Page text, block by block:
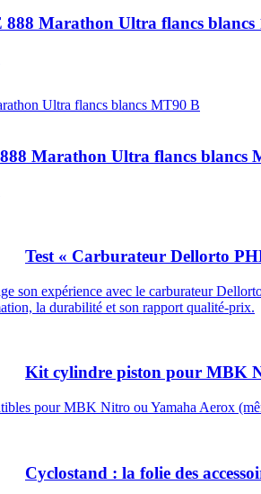
888 Marathon Ultra flancs blancs
Marathon Ultra flancs blancs
Test « Carburateur Dellorto
son expérience avec le carburateur
la durabilité et son rapport qualité-prix.
Kit cylindre piston pour MBK
pour MBK Nitro ou Yamaha Aerox
Cyclostand : la folie des